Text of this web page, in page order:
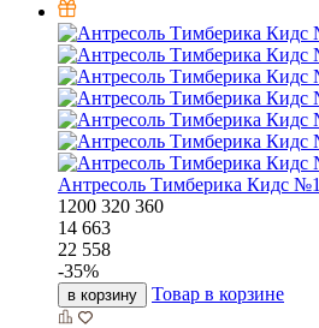
Антресоль Тимберика Кидс №1
1200 320 360
14 663
22 558
-35%
в корзину Товар в корзине